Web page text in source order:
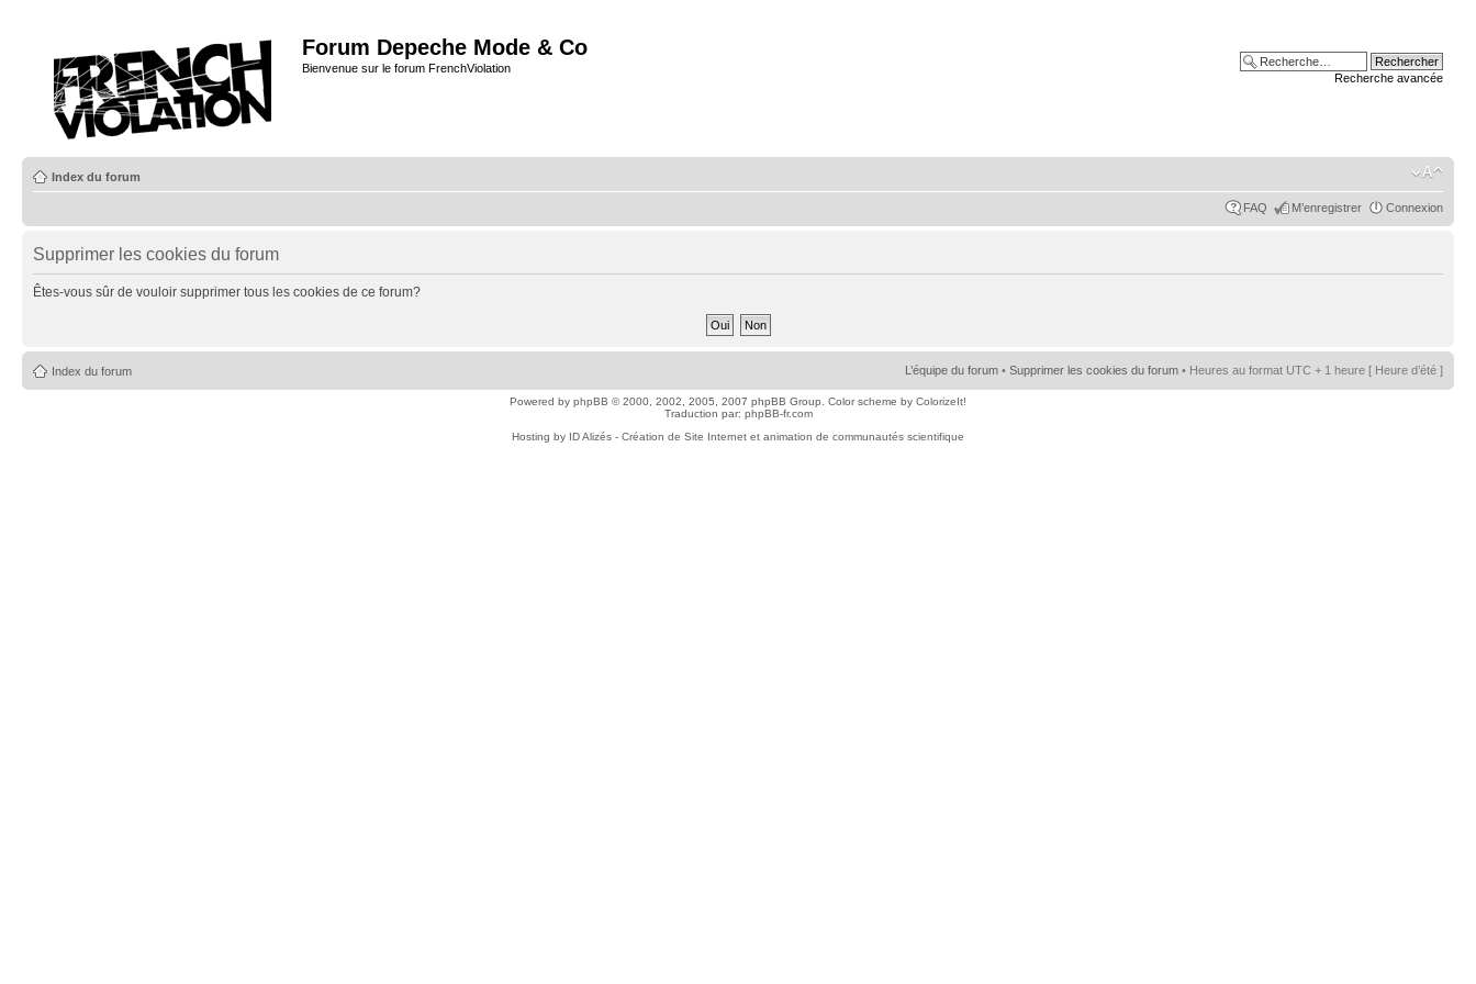
Forum Depeche Mode & Co
Bienvenue sur le forum FrenchViolation
Recherche avancée
Index du forum
FAQ M’enregistrer Connexion
Supprimer les cookies du forum
Êtes-vous sûr de vouloir supprimer tous les cookies de ce forum?
Index du forum L’équipe du forum • Supprimer les cookies du forum • Heures au format UTC + 1 heure [ Heure d’été ]
Powered by phpBB © 2000, 2002, 2005, 2007 phpBB Group. Color scheme by ColorizeIt!
Traduction par: phpBB-fr.com
Hosting by ID Alizés - Création de Site Internet et animation de communautés scientifique